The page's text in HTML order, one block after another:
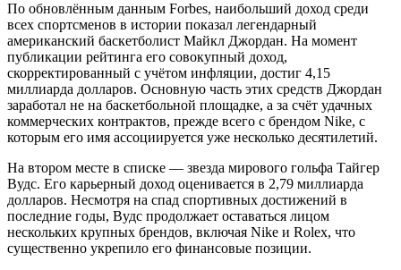
По обновлённым данным Forbes, наибольший доход среди
всех спортсменов в истории показал легендарный
американский баскетболист Майкл Джордан. На момент
публикации рейтинга его совокупный доход,
скорректированный с учётом инфляции, достиг 4,15
миллиарда долларов. Основную часть этих средств Джордан
заработал не на баскетбольной площадке, а за счёт удачных
коммерческих контрактов, прежде всего с брендом Nike, с
которым его имя ассоциируется уже несколько десятилетий.
На втором месте в списке — звезда мирового гольфа Тайгер
Вудс. Его карьерный доход оценивается в 2,79 миллиарда
долларов. Несмотря на спад спортивных достижений в
последние годы, Вудс продолжает оставаться лицом
нескольких крупных брендов, включая Nike и Rolex, что
существенно укрепило его финансовые позиции.